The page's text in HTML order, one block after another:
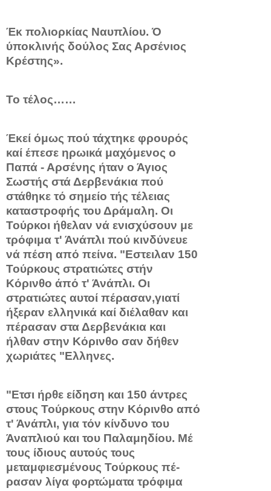
Έκ πολιορκίας Ναυπλίου. Ό
ύποκλινής δούλος Σας Αρσένιος
Κρέστης».
Το τέλος……
Έκεί όμως πού τάχτηκε φρουρός
καί έπεσε ηρωικά μαχόμε­νος ο
Παπά - Αρσένης ήταν ο Άγιος
Σωστής στά Δερβενάκια πού
στάθηκε τό σημείο τής τέλειας
καταστροφής του Δράμαλη. Οι
Τούρκοι ήθελαν νά ενισχύσουν με
τρόφιμα τ' Άνάπλι πού κινδύνευε
νά πέση από πείνα. "Εστειλαν 150
Τούρκους στρατιώ­τες στήν
Κόρινθο άπό τ' Άνάπλι. Οι
στρατιώτες αυτοί πέρασαν,γιατί
ήξεραν ελληνικά καί διέλαθαν και
πέρασαν στα Δερβενά­κια και
ήλθαν στην Κόρινθο σαν δήθεν
χωριάτες "Ελληνες.
"Ε­τσι ήρθε είδηση και 150 άντρες
στους Τούρκους στην Κόρινθο από
τ' Άνάπλι, για τόν κίνδυνο του
Άναπλιού και του Παλαμηδίου. Μέ
τους ίδιους αυτούς τους
μεταμφιεσμένους Τούρκους πέ­
ρασαν λίγα φορτώματα τρόφιμα